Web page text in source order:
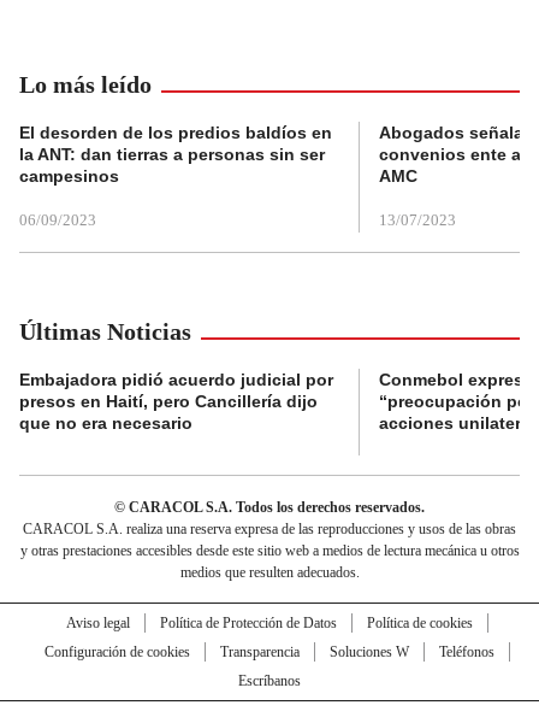
Lo más leído
El desorden de los predios baldíos en
la ANT: dan tierras a personas sin ser
campesinos
06/09/2023
Abogados
convenios ente
AMC
13/07/2023
Últimas Noticias
Embajadora pidió acuerdo judicial por
presos en Haití, pero Cancillería dijo
que no era necesario
Conmebol expresó
“preocupación
acciones
© CARACOL S.A. Todos los derechos reservados.
CARACOL S.A. realiza una reserva expresa de las reproducciones y usos de las obras
y otras prestaciones accesibles desde este sitio web a medios de lectura mecánica u otros
medios que resulten adecuados.
Aviso legal Política de Protección de Datos
Política de cookies
Configuración de cookies
Transparencia Soluciones W
Teléfonos
Escríbanos